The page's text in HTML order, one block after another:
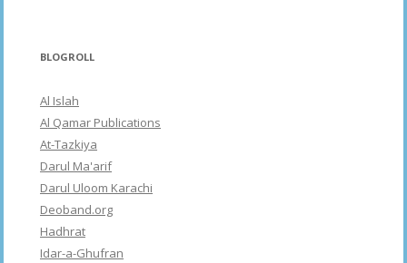
BLOGROLL
Al Islah
Al Qamar Publications
At-Tazkiya
Darul Ma'arif
Darul Uloom Karachi
Deoband.org
Hadhrat
Idar-a-Ghufran